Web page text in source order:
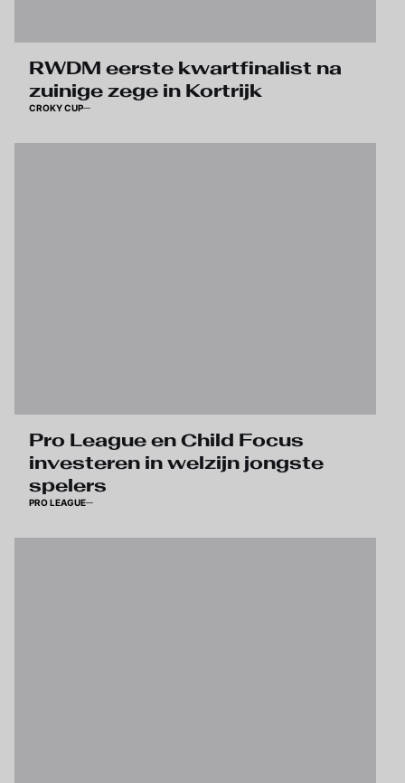
RWDM eerste kwartfinalist na
zuinige zege in Kortrijk
CROKY CUP
Pro League en Child Focus
investeren in welzijn jongste
spelers
PRO LEAGUE